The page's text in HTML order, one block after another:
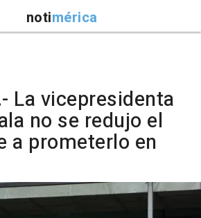
notimérica
La vicepresidenta
no se redujo el
a prometerlo en